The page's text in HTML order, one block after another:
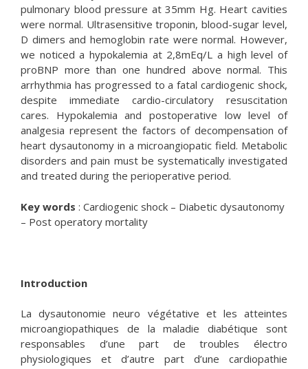
pulmonary blood pressure at 35mm Hg. Heart cavities
were normal. Ultrasensitive troponin, blood-sugar level,
D dimers and hemoglobin rate were normal. However,
we noticed a hypokalemia at 2,8mEq/L a high level of
proBNP more than one hundred above normal. This
arrhythmia has progressed to a fatal cardiogenic shock,
despite immediate cardio-circulatory resuscitation
cares. Hypokalemia and postoperative low level of
analgesia represent the factors of decompensation of
heart dysautonomy in a microangiopatic field. Metabolic
disorders and pain must be systematically investigated
and treated during the perioperative period.
Key words : Cardiogenic shock – Diabetic dysautonomy
– Post operatory mortality
Introduction
La dysautonomie neuro végétative et les atteintes
microangiopathiques de la maladie diabétique sont
responsables d’une part de troubles électro
physiologiques et d’autre part d’une cardiopathie